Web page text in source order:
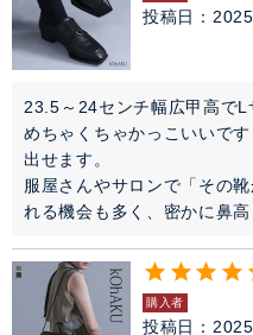
投稿日
23.5～24センチ幅広甲高でL
めちゃくちゃかっこいいで
出せます。
服屋さんやサロンで「その
れる機会も多く、密かに鼻高
購入者
投稿日